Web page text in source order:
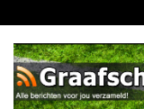
naar
inhoud